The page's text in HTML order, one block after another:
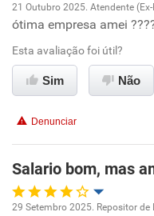
Recomenda a
Oportunidade de
Ambiente de trabalho
Benefícios
Não recomenda esta
21 Outubro 2025. Atendente
ótima empresa amei
Esta avaliação foi útil?
Sim Não
Denunciar
Salario bom, mas
29 Setembro 2025. Repositor